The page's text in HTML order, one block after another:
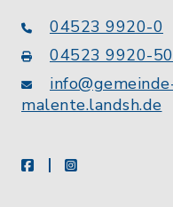
04523 9920-0
04523 9920-50
malente.landsh.de
facebookinstagram